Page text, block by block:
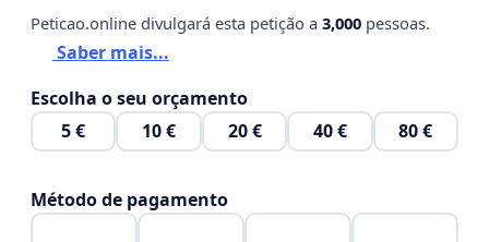
corretivas eficazes;
pelos serviços postais, visando maior
responsabilidade e comprometimento na
Atenciosamente,
Peticao.online divulgará esta petição a 3,000 pessoas.
Saber mais...
Escolha o seu orçamento
5 €
10 € 20 € 40 € 80 €
Método de pagamento